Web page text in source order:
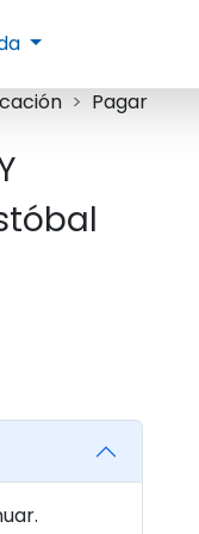
Pagar